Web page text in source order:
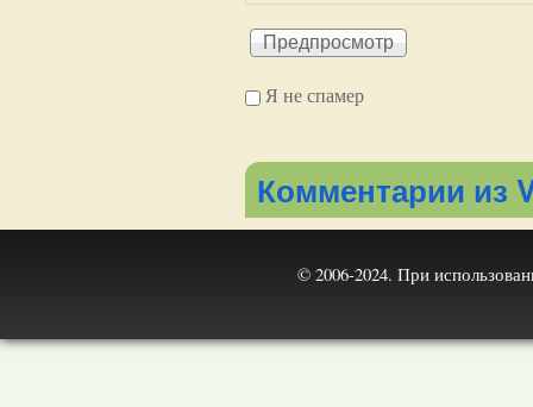
Я не спамер
Я спамер
Комментарии из
© 2006-2024. При